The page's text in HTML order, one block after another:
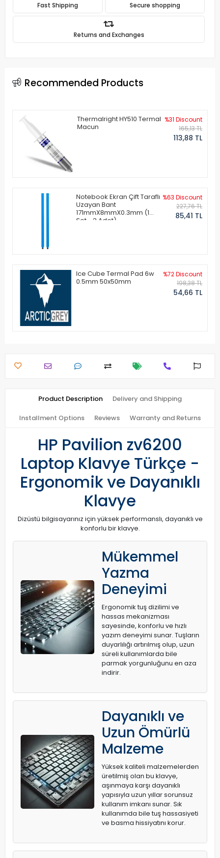
Fast Shipping Secure shopping
Returns and Exchanges
Recommended Products
Thermalright HY510 Termal
Macun
%31 Discount
165,13 TL
113,88 TL
Notebook Ekran Çift Taraflı
Uzayan Bant
171mmX8mmX0.3mm (1
Set - 2 Adet)
%63 Discount
227,76 TL
85,41 TL
Ice Cube Termal Pad 6w
0.5mm 50x50mm
%72 Discount
198,38 TL
54,66 TL
Product Description Delivery and Shipping
Installment Options Reviews Warranty and Returns
HP Pavilion zv6200
Laptop Klavye Türkçe -
Ergonomik ve Dayanıklı
Klavye
Dizüstü bilgisayarınız için yüksek performanslı, dayanıklı ve
konforlu bir klavye.
Mükemmel
Yazma
Deneyimi
Ergonomik tuş dizilimi ve
hassas mekanizması
sayesinde, konforlu ve hızlı
yazım deneyimi sunar. Tuşların
duyarlılığı artırılmış olup, uzun
süreli kullanımlarda bile
parmak yorgunluğunu en aza
indirir.
Dayanıklı ve
Uzun Ömürlü
Malzeme
Yüksek kaliteli malzemelerden
üretilmiş olan bu klavye,
aşınmaya karşı dayanıklı
yapısıyla uzun yıllar sorunsuz
kullanım imkanı sunar. Sık
kullanımda bile tuş hassasiyeti
ve basma hissiyatını korur.